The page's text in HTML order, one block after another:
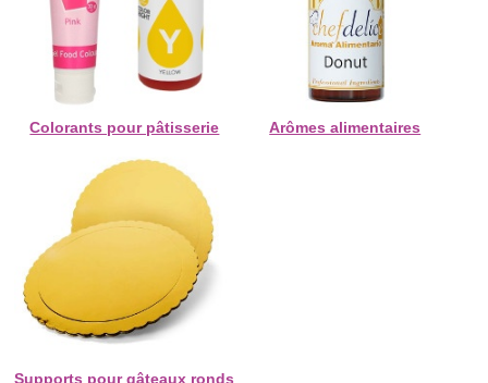
Colorants pour pâtisserie Arômes alimentaires
Supports pour gâteaux ronds